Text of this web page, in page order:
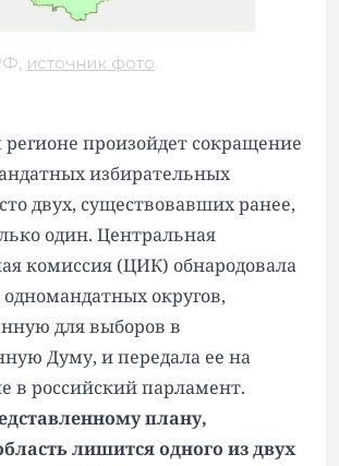
источник фото.
произойдет сокращение
избирательных
двух, существовавших ранее,
один. Центральная
комиссия (ЦИК) обнародовала
округов,
для выборов в
Думу, и передала ее на
в российский парламент.
плану,
лишится одного из двух